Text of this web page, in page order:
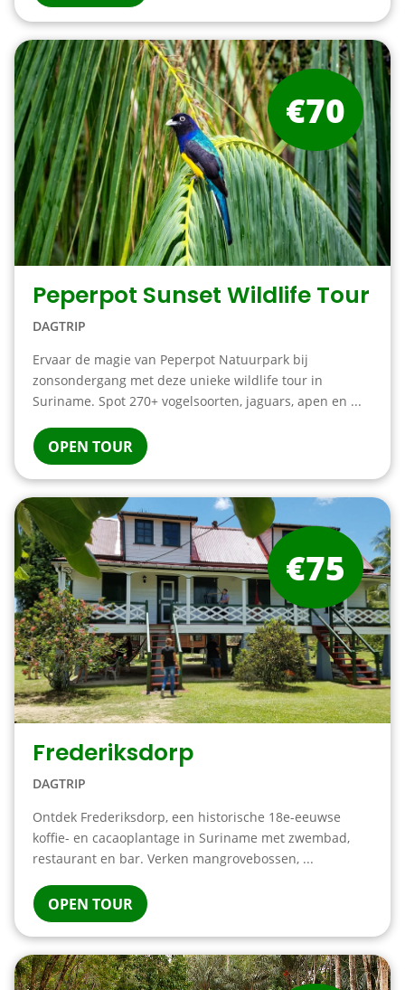
Peperpot Sunset Wildlife Tour
DAGTRIP
Ervaar de magie van Peperpot Natuurpark bij
zonsondergang met deze unieke wildlife tour in
Suriname. Spot 270+ vogelsoorten, jaguars, apen en ...
OPEN TOUR
€70
Frederiksdorp
DAGTRIP
Ontdek Frederiksdorp, een historische 18e-eeuwse
koffie- en cacaoplantage in Suriname met zwembad,
restaurant en bar. Verken mangrovebossen, ...
OPEN TOUR
€75